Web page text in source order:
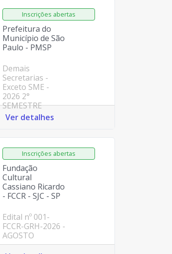
Prefeitura do
Município de São
Paulo - PMSP
Demais
Secretarias -
Exceto SME -
2026 2°
SEMESTRE
Ver detalhes
Fundação
Cultural
Cassiano Ricardo
- FCCR - SJC - SP
Edital nº 001-
FCCR-GRH-2026 -
AGOSTO